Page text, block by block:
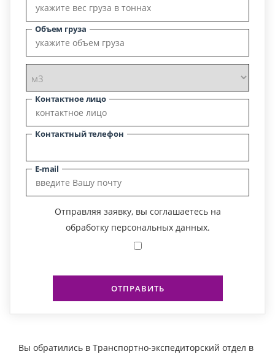
Объем груза
Контактное лицо
Контактный телефон
E-mail
Отправляя заявку, вы соглашаетесь на
обработку персональных данных.
ОТПРАВИТЬ
Вы обратились в Транспортно-экспедиторский отдел в